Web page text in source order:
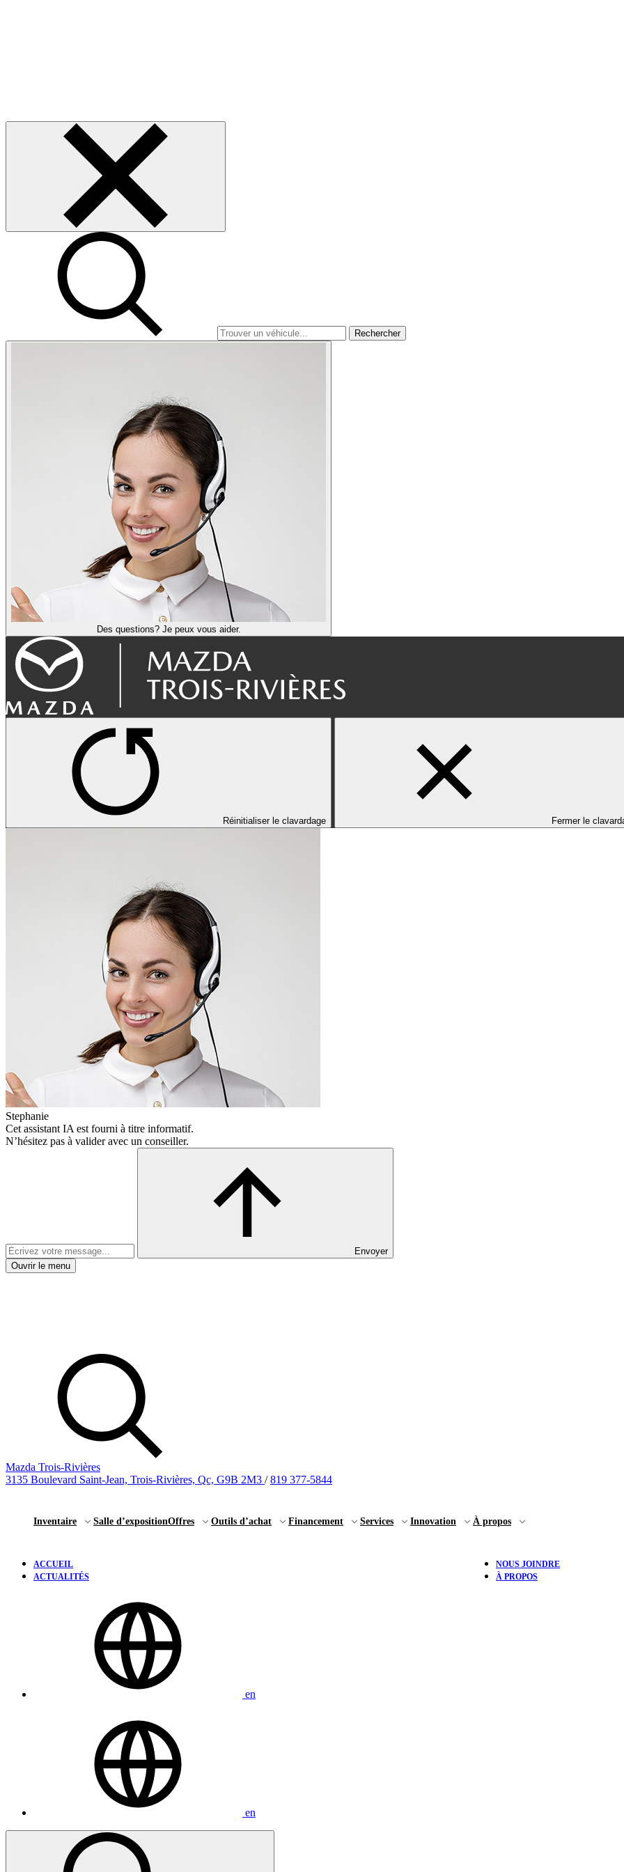
Rechercher
Des questions? Je peux vous aider.
Réinitialiser le clavardage Fermer le
Stephanie
Cet assistant IA est fourni à titre informatif.
N’hésitez pas à valider avec un conseiller.
Envoyer
Ouvrir le menu
Mazda Trois-Rivières
3135 Boulevard Saint-Jean, Trois-Rivières, Qc, G9B 2M3 / 819 377-5844
Inventaire Salle d’expositionOffres Outils d’achat Financement Services Innovation À propos
ACCUEIL
NOUS JOINDRE
ACTUALITÉS
À PROPOS
en
en